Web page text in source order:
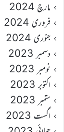
مارچ 2024
فروری 2024
جنوری 2024
دسمبر 2023
نومبر 2023
اکتوبر 2023
ستمبر 2023
اگست 2023